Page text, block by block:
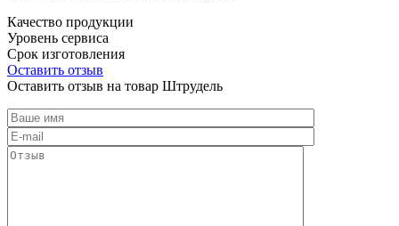
Качество продукции
Уровень сервиса
Срок изготовления
Оставить отзыв
Оставить отзыв на товар Штрудель